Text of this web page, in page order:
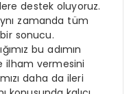
destek oluyoruz.
zamanda tüm
bir sonucu.
bu adımın
ilham vermesini
daha da ileri